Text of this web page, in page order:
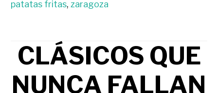
patatas fritas,zaragoza
CLÁSICOS QUE
NUNCA FALLAN